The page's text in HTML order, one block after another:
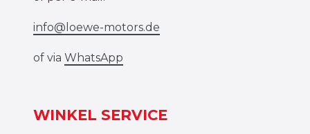
info@loewe-motors.de
of via WhatsApp
WINKEL SERVICE